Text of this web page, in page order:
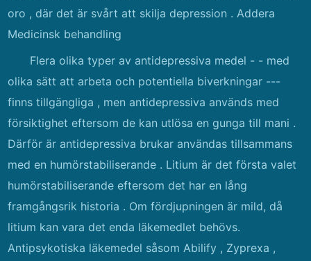
oro , där det är svårt att skilja depression . Addera
Medicinsk behandling
Flera olika typer av antidepressiva medel - - med
olika sätt att arbeta och potentiella biverkningar ---
finns tillgängliga , men antidepressiva används med
försiktighet eftersom de kan utlösa en gunga till mani .
Därför är antidepressiva brukar användas tillsammans
med en humörstabiliserande . Litium är det första valet
humörstabiliserande eftersom det har en lång
framgångsrik historia . Om fördjupningen är mild, då
litium kan vara det enda läkemedlet behövs.
Antipsykotiska läkemedel såsom Abilify , Zyprexa ,